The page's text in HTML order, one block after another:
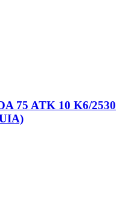
75 ATK 10 K6/2530